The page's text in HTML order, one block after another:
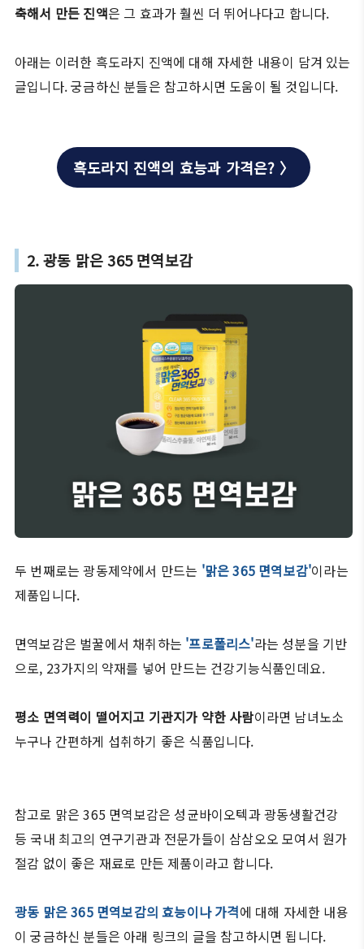
축해서 만든 진액은 그 효과가 훨씬 더 뛰어나다고 합니다.
아래는 이러한 흑도라지 진액에 대해 자세한 내용이 담겨 있는
글입니다. 궁금하신 분들은 참고하시면 도움이 될 것입니다.
흑도라지 진액의 효능과 가격은? 〉
2. 광동 맑은 365 면역보감
두 번째로는 광동제약에서 만드는 '맑은 365 면역보감'이라는
제품입니다.
면역보감은 벌꿀에서 채취하는 '프로폴리스'라는 성분을 기반
으로, 23가지의 약재를 넣어 만드는 건강기능식품인데요.
평소 면역력이 떨어지고 기관지가 약한 사람이라면 남녀노소
누구나 간편하게 섭취하기 좋은 식품입니다.
참고로 맑은 365 면역보감은 성균바이오텍과 광동생활건강
등 국내 최고의 연구기관과 전문가들이 삼삼오오 모여서 원가
절감 없이 좋은 재료로 만든 제품이라고 합니다.
광동 맑은 365 면역보감의 효능이나 가격에 대해 자세한 내용
이 궁금하신 분들은 아래 링크의 글을 참고하시면 됩니다.